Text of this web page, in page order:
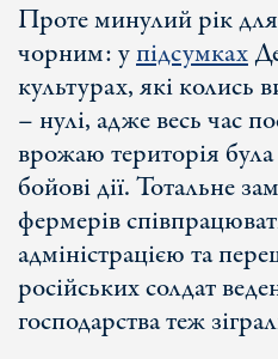
Проте минулий рік для
чорним: упідсумках
культурах, які колись
– нулі, адже весь час
врожаю територія
бойові дії. Тотальне
фермерів
адміністрацією та
російських солдат
господарства теж